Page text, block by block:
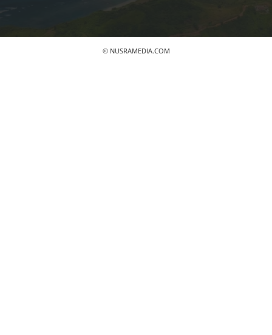
© NUSRAMEDIA.COM